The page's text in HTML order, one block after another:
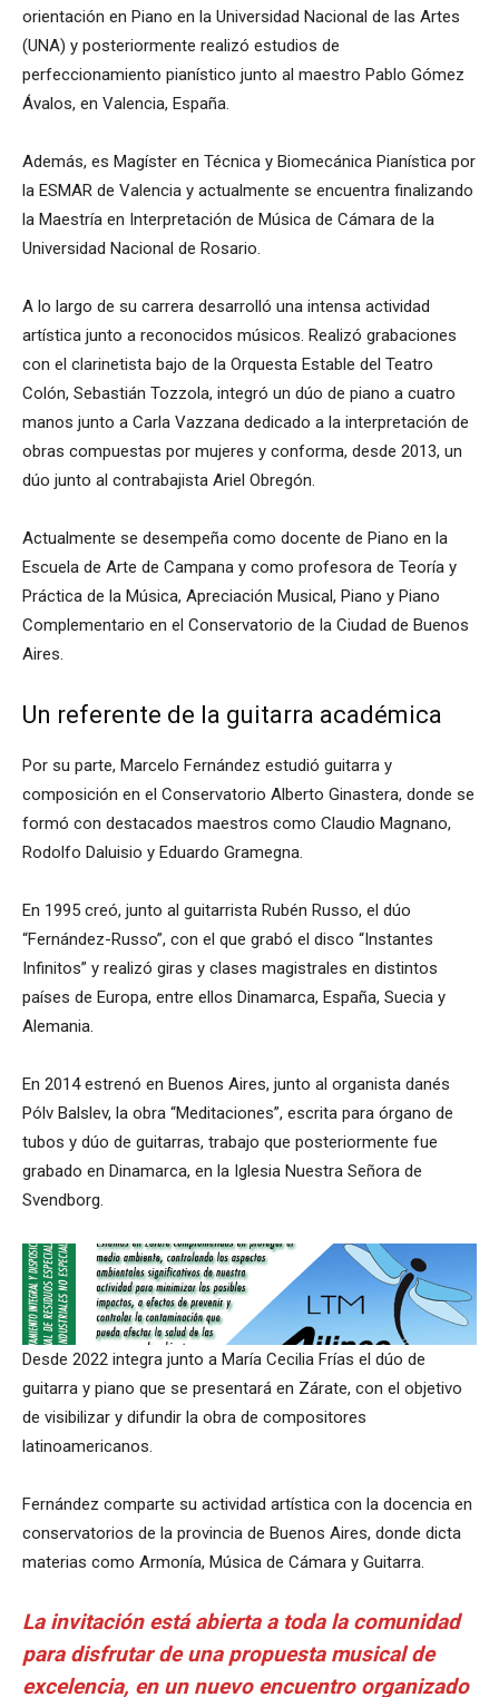
orientación en Piano en la Universidad Nacional de las Artes
(UNA) y posteriormente realizó estudios de
perfeccionamiento pianístico junto al maestro Pablo Gómez
Ávalos, en Valencia, España.
Además, es Magíster en Técnica y Biomecánica Pianística por
la ESMAR de Valencia y actualmente se encuentra finalizando
la Maestría en Interpretación de Música de Cámara de la
Universidad Nacional de Rosario.
A lo largo de su carrera desarrolló una intensa actividad
artística junto a reconocidos músicos. Realizó grabaciones
con el clarinetista bajo de la Orquesta Estable del Teatro
Colón, Sebastián Tozzola, integró un dúo de piano a cuatro
manos junto a Carla Vazzana dedicado a la interpretación de
obras compuestas por mujeres y conforma, desde 2013, un
dúo junto al contrabajista Ariel Obregón.
Actualmente se desempeña como docente de Piano en la
Escuela de Arte de Campana y como profesora de Teoría y
Práctica de la Música, Apreciación Musical, Piano y Piano
Complementario en el Conservatorio de la Ciudad de Buenos
Aires.
Un referente de la guitarra académica
Por su parte, Marcelo Fernández estudió guitarra y
composición en el Conservatorio Alberto Ginastera, donde se
formó con destacados maestros como Claudio Magnano,
Rodolfo Daluisio y Eduardo Gramegna.
En 1995 creó, junto al guitarrista Rubén Russo, el dúo
“Fernández-Russo”, con el que grabó el disco “Instantes
Infinitos” y realizó giras y clases magistrales en distintos
países de Europa, entre ellos Dinamarca, España, Suecia y
Alemania.
En 2014 estrenó en Buenos Aires, junto al organista danés
Pólv Balslev, la obra “Meditaciones”, escrita para órgano de
tubos y dúo de guitarras, trabajo que posteriormente fue
grabado en Dinamarca, en la Iglesia Nuestra Señora de
Svendborg.
Desde 2022 integra junto a María Cecilia Frías el dúo de
guitarra y piano que se presentará en Zárate, con el objetivo
de visibilizar y difundir la obra de compositores
latinoamericanos.
Fernández comparte su actividad artística con la docencia en
conservatorios de la provincia de Buenos Aires, donde dicta
materias como Armonía, Música de Cámara y Guitarra.
La invitación está abierta a toda la comunidad
para disfrutar de una propuesta musical de
excelencia, en un nuevo encuentro organizado